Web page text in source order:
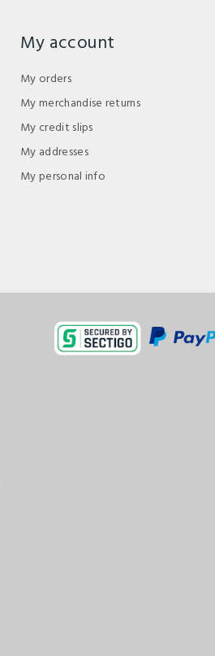
My account
My orders
My merchandise returns
My credit slips
My addresses
My personal info